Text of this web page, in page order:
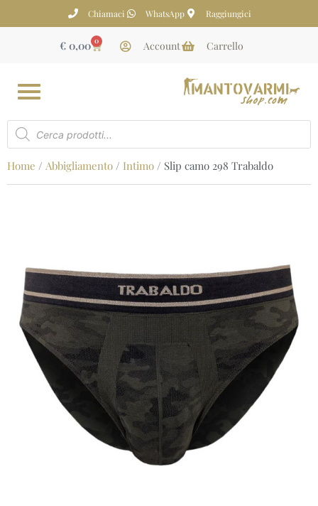
Chiamaci WhatsApp Raggiungici
€0,00 0 Account Carrello
Home / Abbigliamento / Intimo / Slip camo 298 Trabaldo